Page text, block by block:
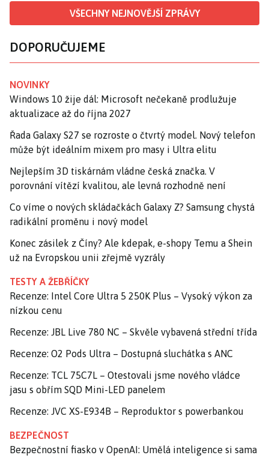
VŠECHNY NEJNOVĚJŠÍ ZPRÁVY
DOPORUČUJEME
NOVINKY
Windows 10 žije dál: Microsoft nečekaně prodlužuje
aktualizace až do října 2027
Řada Galaxy S27 se rozroste o čtvrtý model. Nový telefon
může být ideálním mixem pro masy i Ultra elitu
Nejlepším 3D tiskárnám vládne česká značka. V
porovnání vítězí kvalitou, ale levná rozhodně není
Co víme o nových skládačkách Galaxy Z? Samsung chystá
radikální proměnu i nový model
Konec zásilek z Číny? Ale kdepak, e-shopy Temu a Shein
už na Evropskou unii zřejmě vyzrály
TESTY A ŽEBŘÍČKY
Recenze: Intel Core Ultra 5 250K Plus – Vysoký výkon za
nízkou cenu
Recenze: JBL Live 780 NC – Skvěle vybavená střední třída
Recenze: O2 Pods Ultra – Dostupná sluchátka s ANC
Recenze: TCL 75C7L – Otestovali jsme nového vládce
jasu s obřím SQD Mini-LED panelem
Recenze: JVC XS-E934B – Reproduktor s powerbankou
BEZPEČNOST
Bezpečnostní fiasko v OpenAI: Umělá inteligence si sama